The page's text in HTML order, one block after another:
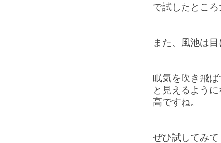
で試したとこ
また、風池は
眠気を吹き飛
と見えるよう
高ですね。
ぜひ試してみ